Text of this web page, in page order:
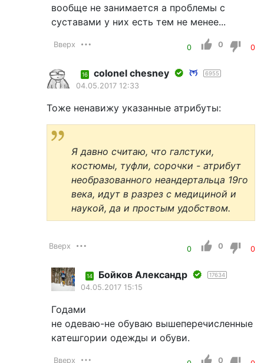
вообще не занимается а проблемы с
суставами у них есть тем не менее...
Вверх 0 0 0
16 colonel chesney 6955
04.05.2017 12:33
Тоже ненавижу указанные атрибуты:
Я давно считаю, что галстуки,
костюмы, туфли, сорочки - атрибут
необразованного неандертальца 19го
века, идут в разрез с медициной и
наукой, да и простым удобством.
Вверх 0 0 0
14 Бойков Александр 17634
04.05.2017 15:15
Годами
не одеваю-не обуваю вышеперечисленные
катешгории одежды и обуви.
Вверх 0